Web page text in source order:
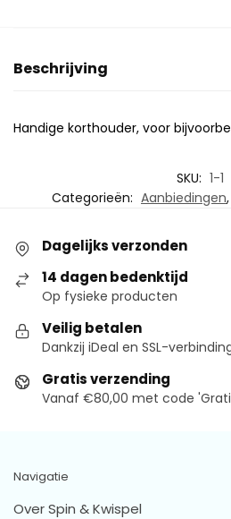
Beschrijving
Handige korthouder, voor
SKU: 1-1
Categorieën: Aanbiedingen,
Dagelijks verzonden
14 dagen bedenktijd
Op fysieke producten
Veilig betalen
Dankzij iDeal en SSL-
Gratis verzending
Vanaf €80,00 met code
Navigatie
Over Spin & Kwispel